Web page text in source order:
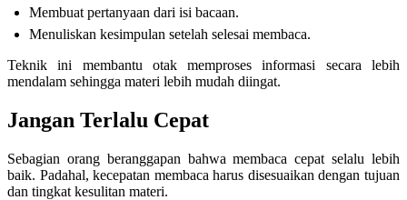
Membuat pertanyaan dari isi bacaan.
Menuliskan kesimpulan setelah selesai membaca.
Teknik ini membantu otak memproses informasi secara lebih
mendalam sehingga materi lebih mudah diingat.
Jangan Terlalu Cepat
Sebagian orang beranggapan bahwa membaca cepat selalu lebih
baik. Padahal, kecepatan membaca harus disesuaikan dengan tujuan
dan tingkat kesulitan materi.